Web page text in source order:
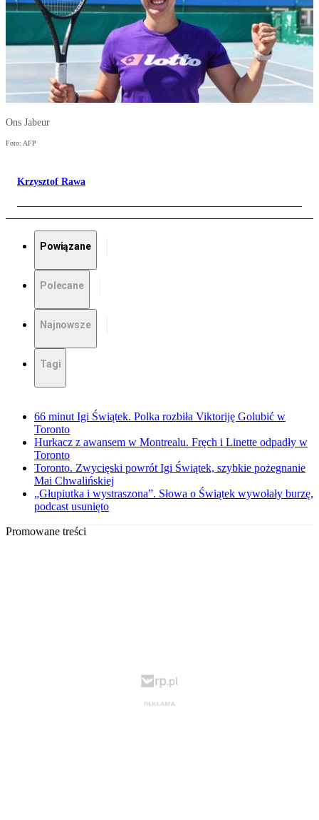
Ons Jabeur
Foto: AFP
Krzysztof Rawa
Powiązane
Polecane
Najnowsze
Tagi
66 minut Igi Świątek. Polka rozbiła Viktoriję Golubić w
Toronto
Hurkacz z awansem w Montrealu. Fręch i Linette odpadły w
Toronto
Toronto. Zwycięski powrót Igi Świątek, szybkie pożegnanie
Mai Chwalińskiej
„Głupiutka i wystraszona”. Słowa o Świątek wywołały burzę,
podcast usunięto
Promowane treści